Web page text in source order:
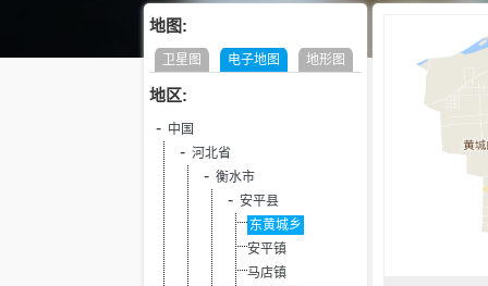
地图:
卫星图 电子地图 地形图
地区:
中国
河北省
衡水市
安平县
东黄城乡
安平镇
马店镇